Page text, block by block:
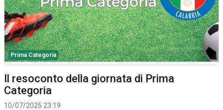
Prima Categoria
Il resoconto della giornata di Prima
Categoria
10/07/2025 23:19